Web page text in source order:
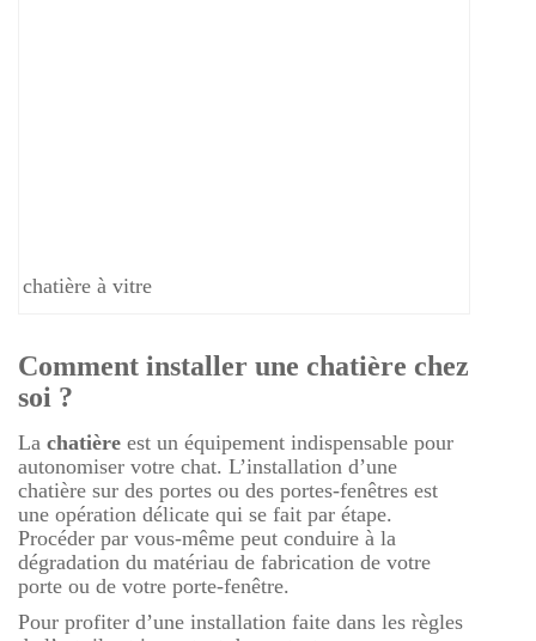
chatière à vitre
Comment installer une chatière chez
soi ?
La chatière est un équipement indispensable pour
autonomiser votre chat. L’installation d’une
chatière sur des portes ou des portes-fenêtres est
une opération délicate qui se fait par étape.
Procéder par vous-même peut conduire à la
dégradation du matériau de fabrication de votre
porte ou de votre porte-fenêtre.
Pour profiter d’une installation faite dans les règles